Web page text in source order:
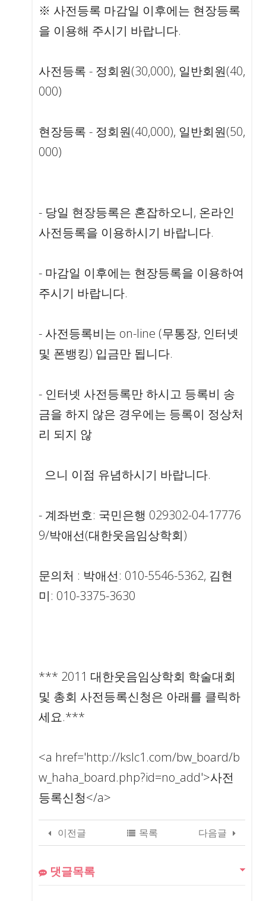
※ 사전등록 마감일 이후에는 현장등록
을 이용해 주시기 바랍니다.
사전등록 - 정회원(30,000), 일반회원(40,
000)
현장등록 - 정회원(40,000), 일반회원(50,
000)
- 당일 현장등록은 혼잡하오니, 온라인
사전등록을 이용하시기 바랍니다.
- 마감일 이후에는 현장등록을 이용하여
주시기 바랍니다.
- 사전등록비는 on-line (무통장, 인터넷
및 폰뱅킹) 입금만 됩니다.
- 인터넷 사전등록만 하시고 등록비 송
금을 하지 않은 경우에는 등록이 정상처
리 되지 않
으니 이점 유념하시기 바랍니다.
- 계좌번호: 국민은행 029302-04-17776
9/박애선(대한웃음임상학회)
문의처 : 박애선: 010-5546-5362, 김현
미: 010-3375-3630
*** 2011 대한웃음임상학회 학술대회
및 총회 사전등록신청은 아래를 클릭하
세요.***
<a href='http://kslc1.com/bw_board/b
w_haha_board.php?id=no_add'>사전
등록신청</a>
이전글 다음글
목록
댓글목록